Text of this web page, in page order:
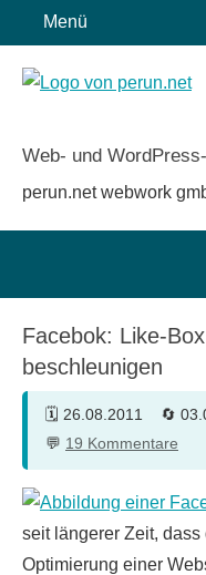
Inhalt
springen
Menü
Web- und
perun.net webwork
Facebok: Like-
beschleunigen
26.08.2011
19 Kommentare
seit längerer Zeit,
Optimierung einer